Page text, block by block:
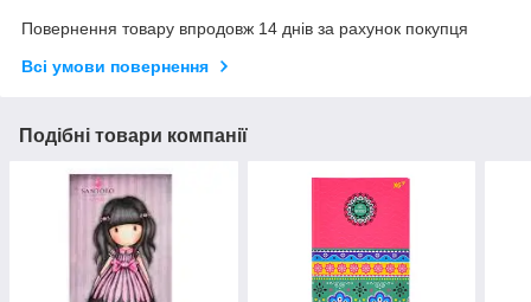
Повернення товару впродовж 14 днів за рахунок покупця
Всі умови повернення
Подібні товари компанії